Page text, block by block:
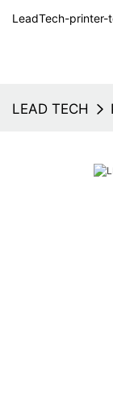
LeadTech-printer-
LEAD TECH